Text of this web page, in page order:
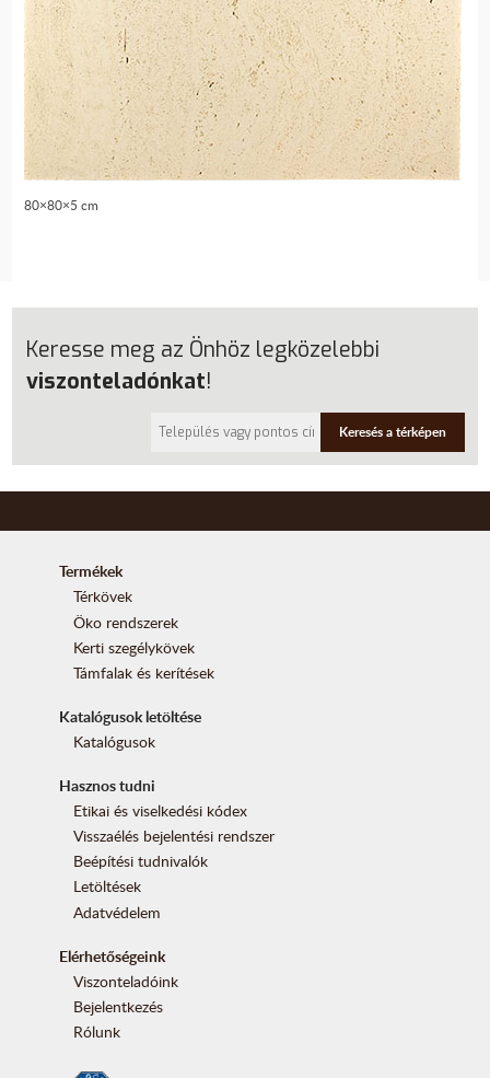
80×80×5 cm
Keresés a térképen
Keresse meg az Önhöz legközelebbi
viszonteladónkat!
Termékek
Térkövek
Öko rendszerek
Kerti szegélykövek
Támfalak és kerítések
Katalógusok letöltése
Katalógusok
Hasznos tudni
Etikai és viselkedési kódex
Visszaélés bejelentési rendszer
Beépítési tudnivalók
Letöltések
Adatvédelem
Elérhetőségeink
Viszonteladóink
Bejelentkezés
Rólunk